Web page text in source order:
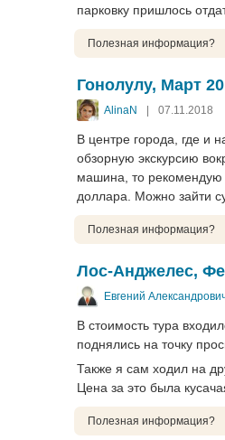
парковку пришлось
Полезная информация?
Гонолулу, Март
AlinaN 07.11.2018
В центре города, где и
обзорную экскурсию
машина, то рекомендую
доллара. Можно зайти
Полезная информация?
Лос-Анджелес,
Евгений
В стоимость тура
поднялись на точку
Также я сам ходил на
Цена за это была
Полезная информация?